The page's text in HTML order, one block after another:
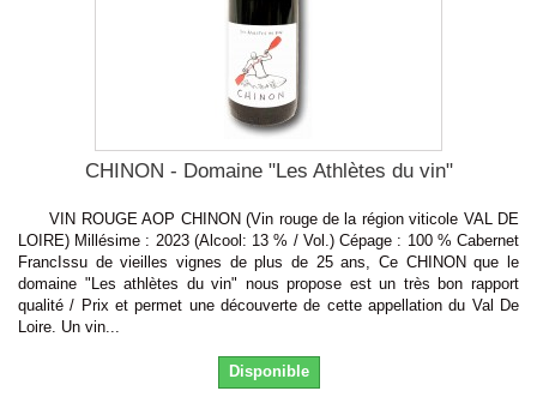
CHINON - Domaine "Les Athlètes du vin"
VIN ROUGE AOP CHINON (Vin rouge de la région viticole VAL DE
LOIRE) Millésime : 2023 (Alcool: 13 % / Vol.) Cépage : 100 % Cabernet
FrancIssu de vieilles vignes de plus de 25 ans, Ce CHINON que le
domaine "Les athlètes du vin" nous propose est un très bon rapport
qualité / Prix et permet une découverte de cette appellation du Val De
Loire. Un vin...
Disponible